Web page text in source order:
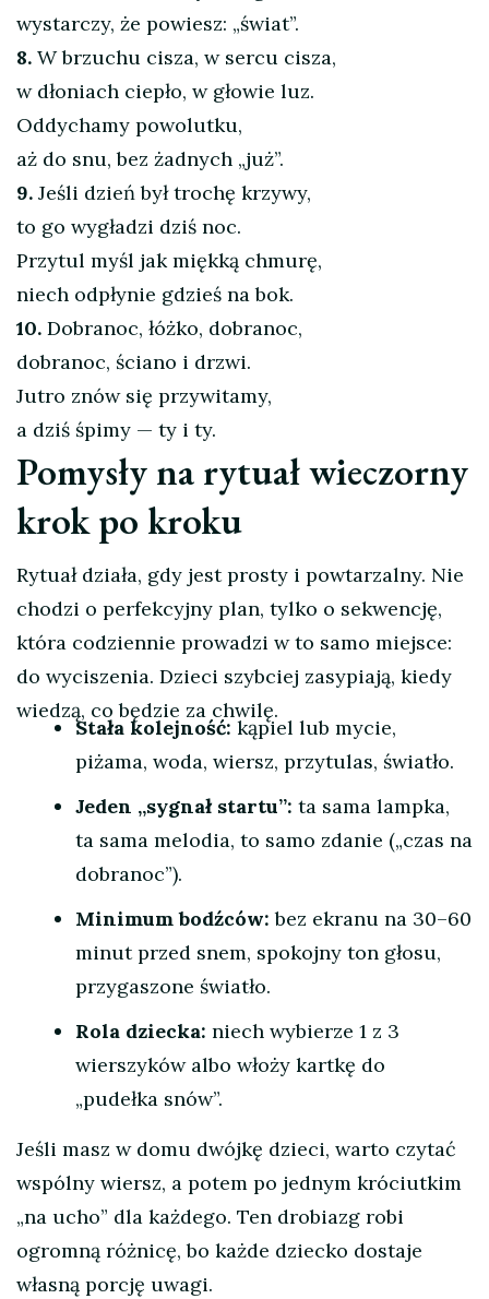
wystarczy, że powiesz: „świat”.
8. W brzuchu cisza, w sercu cisza,
w dłoniach ciepło, w głowie luz.
Oddychamy powolutku,
aż do snu, bez żadnych „już”.
9. Jeśli dzień był trochę krzywy,
to go wygładzi dziś noc.
Przytul myśl jak miękką chmurę,
niech odpłynie gdzieś na bok.
10. Dobranoc, łóżko, dobranoc,
dobranoc, ściano i drzwi.
Jutro znów się przywitamy,
a dziś śpimy — ty i ty.
Pomysły na rytuał wieczorny
krok po kroku
Rytuał działa, gdy jest prosty i powtarzalny. Nie
chodzi o perfekcyjny plan, tylko o sekwencję,
która codziennie prowadzi w to samo miejsce:
do wyciszenia. Dzieci szybciej zasypiają, kiedy
wiedzą, co będzie za chwilę.
Stała kolejność: kąpiel lub mycie,
piżama, woda, wiersz, przytulas, światło.
Jeden „sygnał startu”: ta sama lampka,
ta sama melodia, to samo zdanie („czas na
dobranoc”).
Minimum bodźców: bez ekranu na 30–60
minut przed snem, spokojny ton głosu,
przygaszone światło.
Rola dziecka: niech wybierze 1 z 3
wierszyków albo włoży kartkę do
„pudełka snów”.
Jeśli masz w domu dwójkę dzieci, warto czytać
wspólny wiersz, a potem po jednym króciutkim
„na ucho” dla każdego. Ten drobiazg robi
ogromną różnicę, bo każde dziecko dostaje
własną porcję uwagi.